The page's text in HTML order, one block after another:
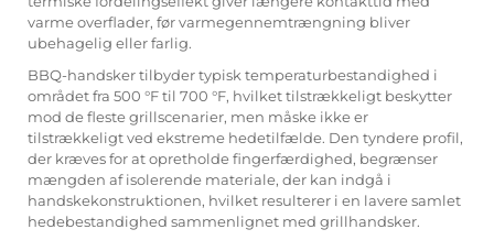
varme overflader, før varmegennemtrængning bliver
ubehagelig eller farlig.
BBQ-handsker tilbyder typisk temperaturbestandighed i
området fra 500 °F til 700 °F, hvilket tilstrækkeligt beskytter
mod de fleste grillscenarier, men måske ikke er
tilstrækkeligt ved ekstreme hedetilfælde. Den tyndere profil,
der kræves for at opretholde fingerfærdighed, begrænser
mængden af isolerende materiale, der kan indgå i
handskekonstruktionen, hvilket resulterer i en lavere samlet
hedebestandighed sammenlignet med grillhandsker.